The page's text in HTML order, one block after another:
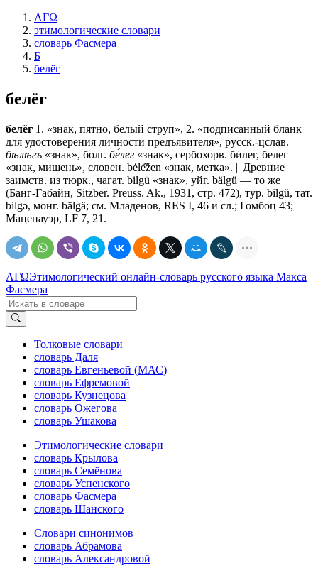
ΛΓΩ
этимологические словари
словарь Фасмера
Б
белёг
белёг
белёг 1. «знак, пятно, белый струп», 2. «подписанный бланк
для удостоверения личности предъявителя», русск.-цслав.
бѣлѣгъ «знак», болг. бе́лег «знак», сербохорв. бѝлег, белег
«знак, мишень», словен. bėlė̑žen «знак, метка». || Древние
заимств. из тюрк., чагат. bilgü «знак», уйг. bälgü — то же
(Банг-Габайн, Sitzber. Preuss. Ak., 1931, стр. 472), тур. bilgü, тат.
bilgǝ, монг. bälgä; см. Младенов, RES I, 46 и сл.; Гомбоц 43;
Маценауэр, LF 7, 21.
ΛΓΩЭтимологический онлайн-словарь русского языка Макса
Фасмера
Толковые словари
словарь Даля
словарь Евгеньевой (МАС)
словарь Ефремовой
словарь Кузнецова
словарь Ожегова
словарь Ушакова
Этимологические словари
словарь Крылова
словарь Семёнова
словарь Успенского
словарь Фасмера
словарь Шанского
Словари синонимов
словарь Абрамова
словарь Александровой